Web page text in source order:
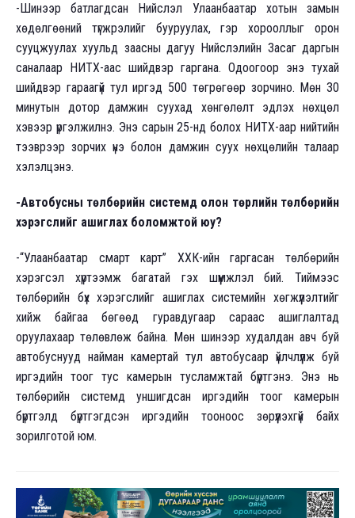
-Шинээр батлагдсан Нийслэл Улаанбаатар хотын замын
хөдөлгөөний түгжрэлийг бууруулах, гэр хорооллыг орон
сууцжуулах хуульд заасны дагуу Нийслэлийн Засаг даргын
саналаар НИТХ-аас шийдвэр гаргана. Одоогоор энэ тухай
шийдвэр гараагүй тул иргэд 500 төгрөгөөр зорчино. Мөн 30
минутын дотор дамжин суухад хөнгөлөлт эдлэх нөхцөл
хэвээр үргэлжилнэ. Энэ сарын 25-нд болох НИТХ-аар нийтийн
тээврээр зорчих үнэ болон дамжин суух нөхцөлийн талаар
хэлэлцэнэ.
-Автобусны төлбөрийн системд олон төрлийн төлбөрийн
хэрэгслийг ашиглах боломжтой юу?
-“Улаанбаатар смарт карт” ХХК-ийн гаргасан төлбөрийн
хэрэгсэл хүртээмж багатай гэх шүүмжлэл бий. Тиймээс
төлбөрийн бүх хэрэгслийг ашиглах системийн хөгжүүлэлтийг
хийж байгаа бөгөөд гуравдугаар сараас ашиглалтад
оруулахаар төлөвлөж байна. Мөн шинээр худалдан авч буй
автобуснууд найман камертай тул автобусаар үйлчлүүлж буй
иргэдийн тоог тус камерын тусламжтай бүртгэнэ. Энэ нь
төлбөрийн системд уншигдсан иргэдийн тоог камерын
бүртгэлд бүртгэгдсэн иргэдийн тооноос зөрүүлэхгүй байх
зорилготой юм.